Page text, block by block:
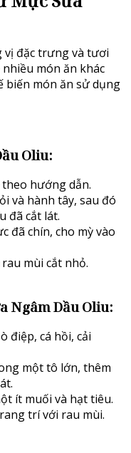
vị đặc trưng và tươi
món ăn khác
biến món ăn sử dụng
Oliu:
hướng dẫn.
và hành tây, sau đó
đã cắt lát.
đã chín, cho mỳ vào
mùi cắt nhỏ.
Ngâm Dầu Oliu:
điệp, cá hồi, cải
một tô lớn, thêm
ít muối và hạt tiêu.
trí với rau mùi.